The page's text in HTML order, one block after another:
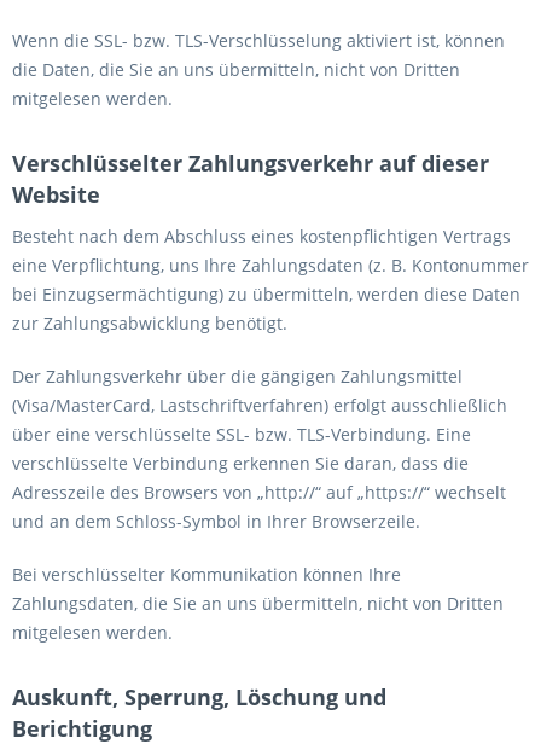
Wenn die SSL- bzw. TLS-Verschlüsselung aktiviert ist, können
die Daten, die Sie an uns übermitteln, nicht von Dritten
mitgelesen werden.
Verschlüsselter Zahlungsverkehr auf dieser
Website
Besteht nach dem Abschluss eines kostenpflichtigen Vertrags
eine Verpflichtung, uns Ihre Zahlungsdaten (z. B. Kontonummer
bei Einzugsermächtigung) zu übermitteln, werden diese Daten
zur Zahlungsabwicklung benötigt.
Der Zahlungsverkehr über die gängigen Zahlungsmittel
(Visa/MasterCard, Lastschriftverfahren) erfolgt ausschließlich
über eine verschlüsselte SSL- bzw. TLS-Verbindung. Eine
verschlüsselte Verbindung erkennen Sie daran, dass die
Adresszeile des Browsers von „http://“ auf „https://“ wechselt
und an dem Schloss-Symbol in Ihrer Browserzeile.
Bei verschlüsselter Kommunikation können Ihre
Zahlungsdaten, die Sie an uns übermitteln, nicht von Dritten
mitgelesen werden.
Auskunft, Sperrung, Löschung und
Berichtigung